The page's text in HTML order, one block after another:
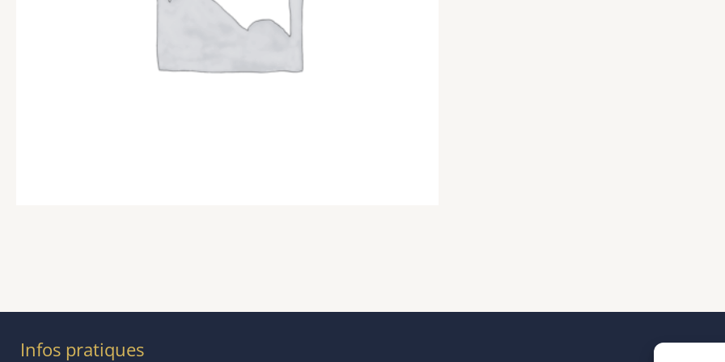
Infos pratiques